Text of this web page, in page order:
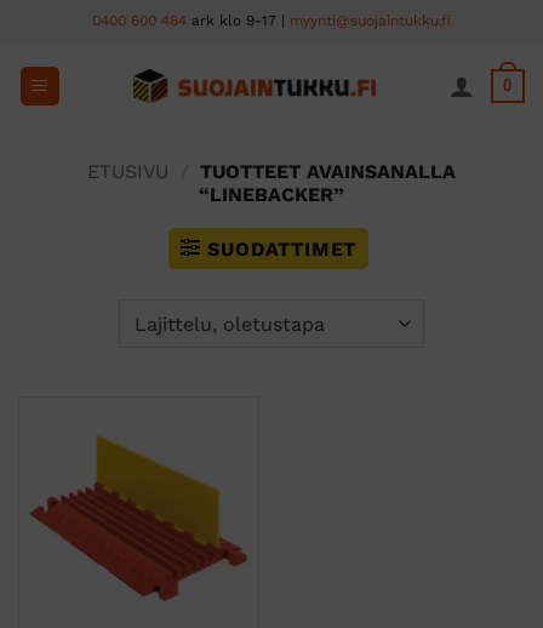
content
0400 600 484 ark klo 9-17 | myynti@suojaintukku.fi
0
ETUSIVU
TUOTTEET AVAINSANALLA
“LINEBACKER”
SUODATTIMET